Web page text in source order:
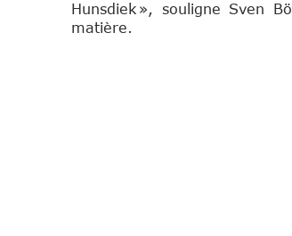
Hunsdiek », souligne Sven
matière.